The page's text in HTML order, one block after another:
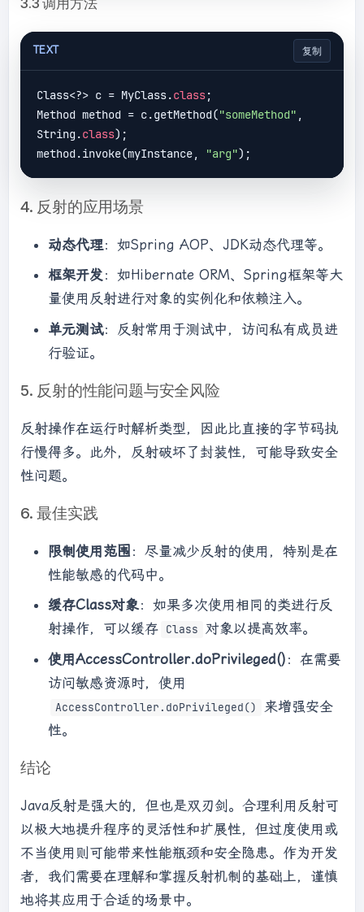
TEXT 复制
Class<?> c = MyClass.class;
Method method = c.getMethod("someMethod"
String.class);
method.invoke(myInstance,
"arg"
4. 反射的应用场景
动态代理 ：如Spring AOP、JDK动态代理等。
框架开发 ：如Hibernate ORM、Spring框架等大
量使用反射进行对象的实例化和依赖注入。
单元测试：反射常用于测试中，访问私有成员进
行验证。
5. 反射的性能问题与安全风险
反射操作在运行时解析类型，因此比直接的字节码执
行慢得多。此外，反射破坏了封装性，可能导致安全
性问题。
6. 最佳实践
限制使用范围 ：尽量减少反射的使用，特别是在
性能敏感的代码中。
缓存Class对象：如果多次使用相同的类进行反
射操作，可以缓存 Class
对象以提高效率。
使用AccessController.doPrivileged() ：在需要
访问敏感资源时，使用
AccessController.doPrivileged()
来增强安全
性。
结论
Java反射是强大的，但也是双刃剑。合理利用反射可
以极大地提升程序的灵活性和扩展性，但过度使用或
不当使用则可能带来性能瓶颈和安全隐患。作为开发
者，我们需要在理解和掌握反射机制的基础上，谨慎
地将其应用于合适的场景中。